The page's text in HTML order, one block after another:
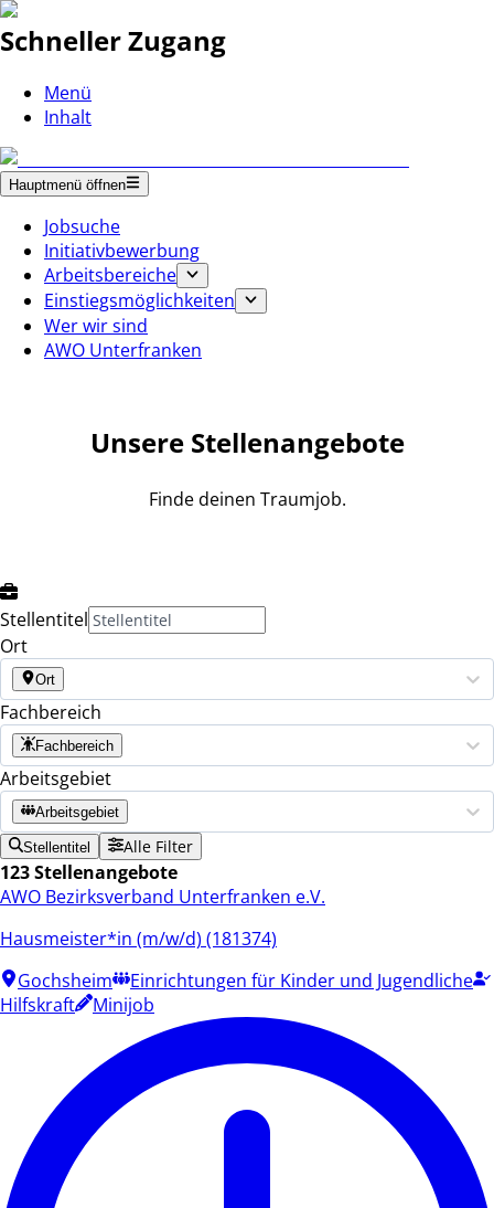
Schneller Zugang
Menü
Inhalt
Hauptmenü öffnen
Jobsuche
Initiativbewerbung
Arbeitsbereiche
Einstiegsmöglichkeiten
Wer wir sind
AWO Unterfranken
Unsere Stellenangebote
Finde deinen Traumjob.
Stellentitel
Ort
Ort
Fachbereich
Fachbereich
Arbeitsgebiet
Arbeitsgebiet
Stellentitel Alle Filter
123 Stellenangebote
AWO Bezirksverband Unterfranken e.V.
Hausmeister*in (m/w/d) (181374)
Gochsheim
Einrichtungen für Kinder und Jugendliche
Hilfskraft
Minijob